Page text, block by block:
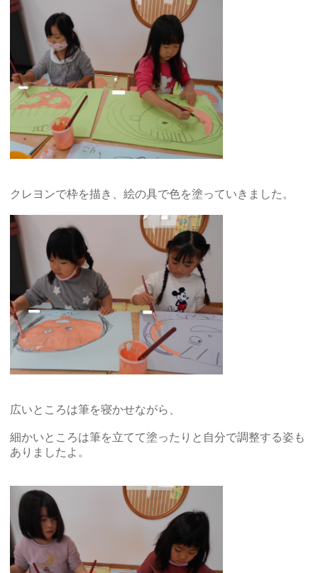
クレヨンで枠を描き、絵の具で色を塗っていきました。
広いところは筆を寝かせながら、
細かいところは筆を立てて塗ったりと自分で調整する姿も
ありましたよ。